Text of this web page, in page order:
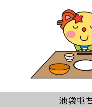
池袋屯